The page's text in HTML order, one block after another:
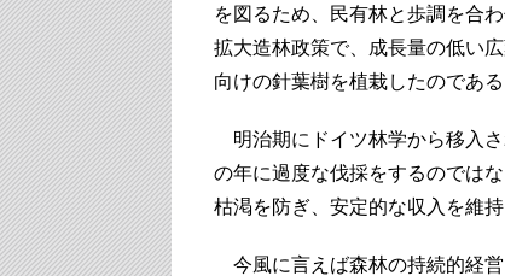
を図るため、民有林と歩調を合
拡大造林政策で、成長量の低い
向けの針葉樹を植栽したのである
明治期にドイツ林学から移入
の年に過度な伐採をするのでは
枯渇を防ぎ、安定的な収入を維
今風に言えば森林の持続的経